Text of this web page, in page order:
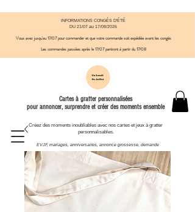
Cartes à gratter personnalisées
pour annoncer, surprendre et créer des moments ensemble
INFORMATIONS CONGÉS D'ÉTÉ
DU 21/07 au 17/08/2026
Vous avez jusqu'au 17/07 pour commander et que votre commande soit expédiée avant​ les congés
Les commandes passées après le 17/07partiront à partir du 17/08
EVJF, mariages, anniversaires, annonce grossesse, demande
témoin et autres moments à célébrer.
Créez des moments inoubliables avec nos cartes et jeux à gratter
personnalisables.